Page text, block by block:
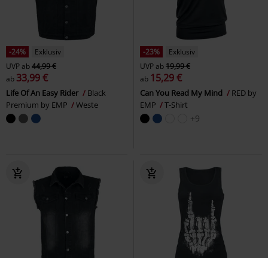
-24%
Exklusiv
UVPab44,99 €
ab 33,99 €
Life Of An Easy Rider
Black
Premium by EMP
Weste
-23%
Exklusiv
UVPab19,99 €
ab 15,29 €
Can You Read My Mind
RED by
EMP
T-Shirt
+9